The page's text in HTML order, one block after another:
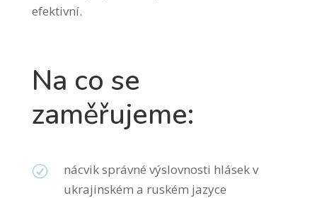
efektivní.
Na co se
zaměřujeme:
R
nácvik správné výslovnosti hlásek v
ukrajinském a ruském jazyce